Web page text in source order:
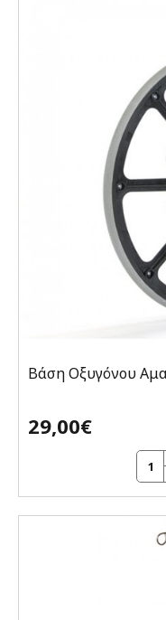
Βάση Οξυγόνου
29,00€